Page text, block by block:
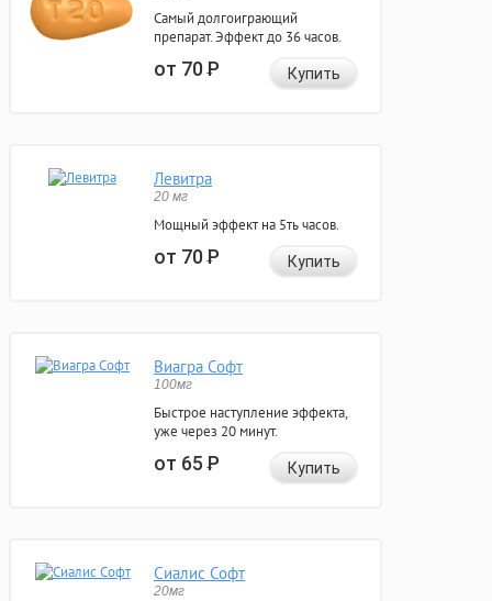
Самый долгоиграющий
препарат. Эффект до 36 часов.
от 70Р Купить
Левитра
20 мг
Мощный эффект на 5ть часов.
от 70Р Купить
Виагра Софт
100мг
Быстрое наступление эффекта,
уже через 20 минут.
от 65Р Купить
Сиалис Софт
20мг